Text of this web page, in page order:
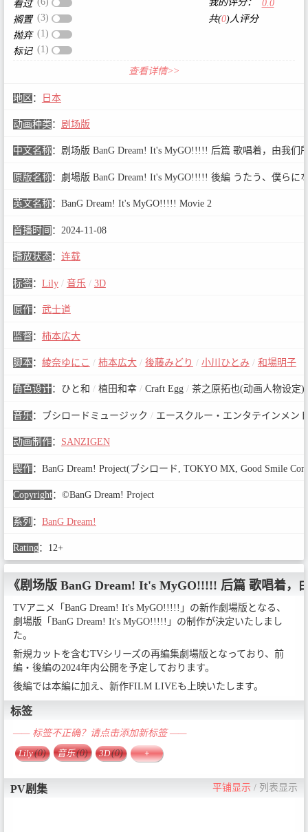
看过
搁置 (3)
抛弃 (1)
标记 (1)
我的评分：
0.0
共(0)人评分
查看详情>>
地区 ： 日本
动画种类 ： 剧场版
中文名称： 剧场版 BanG Dream! It's MyGO!!!!! 后篇 歌唱着，由我们
原版名称： 劇場版 BanG Dream! It's MyGO!!!!! 後編 うたう、僕ら
英文名称： BanG Dream! It's MyGO!!!!! Movie 2
首播时间 ： 2024-11-08
播放状态： 连载
标签： Lily / 音乐 / 3D
原作： 武士道
监督 ： 柿本広大
脚本： 綾奈ゆにこ / 柿本広大 / 後藤みどり / 小川ひとみ / 和場明子
角色设计： ひと和 /植田和幸 /Craft Egg /茶之原拓也(动画人物设定)
音乐 ： ブシロードミュージック /エースクルー・エンタテインメン
动画制作： SANZIGEN
製作： BanG Dream! Project(ブシロード, TOKYO MX, Good Smile
Copyright： ©BanG Dream! Project
系列 ： BanG Dream!
Rating： 12+
《剧场版 BanG Dream! It's MyGO!!!!! 后篇 歌唱着
TVアニメ「BanG Dream! It's MyGO!!!!!」の新作劇場版となる、
劇場版「BanG Dream! It's MyGO!!!!!」の制作が決定いたしまし
た。
新規カットを含むTVシリーズの再編集劇場版となっており、前
編・後編の2024年内公開を予定しております。
後編では本編に加え、新作FILM LIVEも上映いたします。
标签
—— 标签不正确？请点击添加新标签 ——
Lily(0) 音乐(0) 3D(0) +
PV剧集 平铺显示 / 列表显示